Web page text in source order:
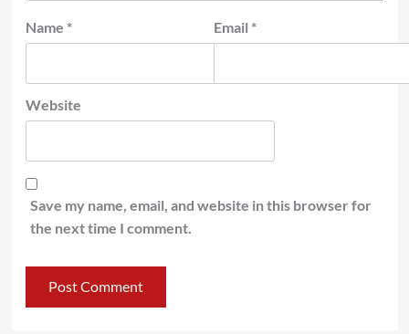
Name * Email *
Website
Save my name, email, and website in this browser for
the next time I comment.